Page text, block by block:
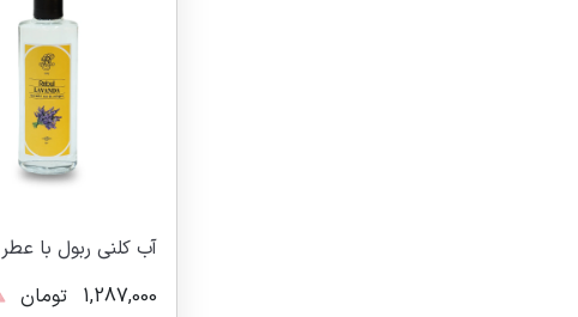
آب کلنی ربول با عطر
1,287,000 تومان